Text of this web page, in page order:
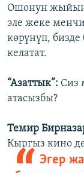
Ошонун
эле жеке
көрүнүп,
келатат.
“Азаттык”: Сиз
атасызбы?
Темир
Кыргыз кино
Эгер